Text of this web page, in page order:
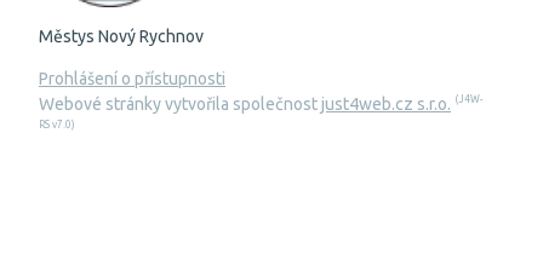
Městys Nový Rychnov
Prohlášení o přístupnosti
Webové stránky vytvořila společnostjust4web.cz s.r.o. (J4W-
RS v7.0)